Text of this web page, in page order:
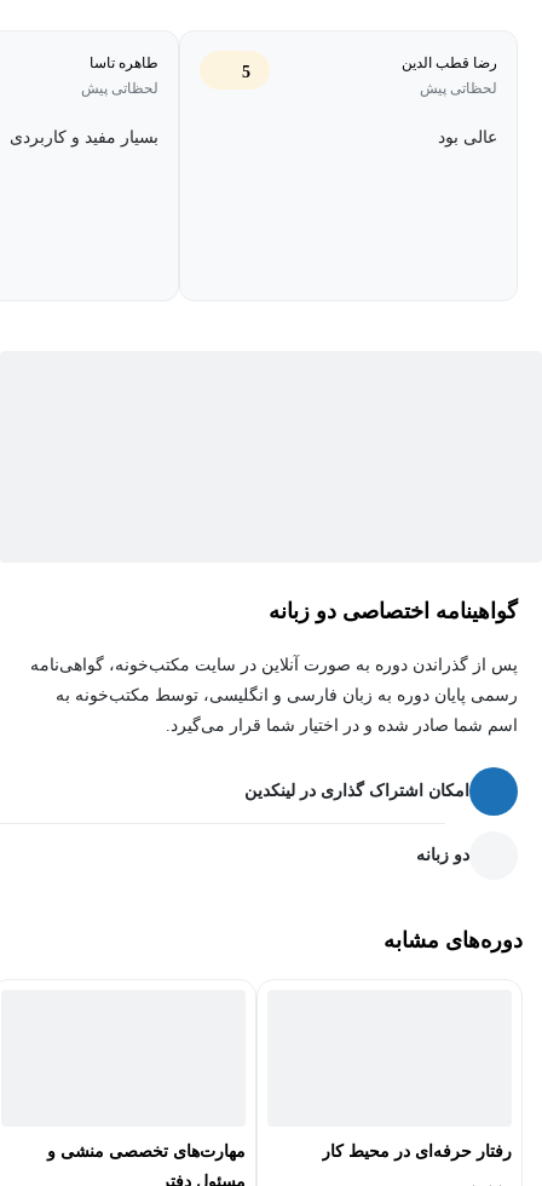
تابه‌حال به این فکر کرده‌اید که نامه می‌تواند از بعضی درها عبور کند
ولی شاید خودتان نتوانید؟ بنابراین وقتی نامه‌ای می‌نویسید باید این نامه
می‌آید و هدفش این است که چیزی را بنویسیم.
رضا قطب الدین
لحظاتی پیش
5
عالی بود
طاهره تاسا
لحظاتی پیش
بسیار مفید و کاربردی
گواهینامه اختصاصی دو زبانه
پس از گذراندن دوره به صورت آنلاین در سایت مکتب‌خونه، گواهی‌نامه
رسمی پایان دوره به زبان فارسی و انگلیسی، توسط مکتب‌خونه به
اسم شما صادر شده و در اختیار شما قرار می‌گیرد.
امکان اشتراک گذاری در لینکدین
دو زبانه
دوره‌های مشابه
رفتار حرفه‌ای در محیط کار
مهارت‌های تخصصی منشی و
مسئول دفتر